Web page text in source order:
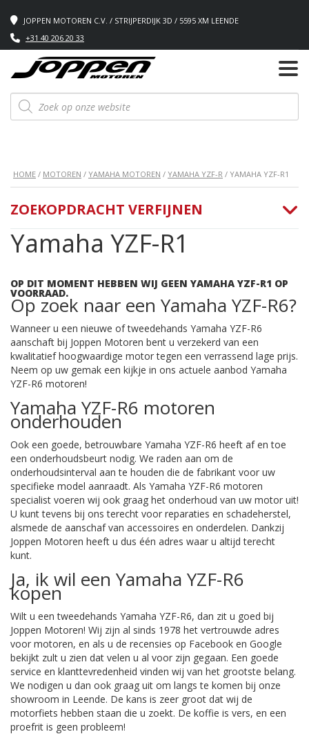
JOPPEN MOTOREN C.V. / STRIJPERDIJK 3D / 5595 XM LEENDE
+31 40 206 20 33
Producten
zoeken
HOME / MOTOREN / YAMAHA MOTOREN / YAMAHA YZF-R / YAMAHA YZF-R1
Yamaha YZF-R1
OP DIT MOMENT HEBBEN WIJ GEEN YAMAHA YZF-R1 OP
VOORRAAD.
Op zoek naar een Yamaha YZF-R6?
Wanneer u een nieuwe of tweedehands Yamaha YZF-R6
aanschaft bij Joppen Motoren bent u verzekerd van een
kwalitatief hoogwaardige motor tegen een verrassend lage prijs.
Neem op uw gemak een kijkje in ons actuele aanbod Yamaha
YZF-R6 motoren!
Yamaha YZF-R6 motoren
onderhouden
Ook een goede, betrouwbare Yamaha YZF-R6 heeft af en toe
een onderhoudsbeurt nodig. We raden aan om de
onderhoudsinterval aan te houden die de fabrikant voor uw
specifieke model aanraadt. Als Yamaha YZF-R6 motoren
specialist voeren wij ook graag het onderhoud van uw motor uit!
U kunt tevens bij ons terecht voor reparaties en schadeherstel,
alsmede de aanschaf van accessoires en onderdelen. Dankzij
Joppen Motoren heeft u dus één adres waar u altijd terecht
kunt.
Ja, ik wil een Yamaha YZF-R6
kopen
Wilt u een tweedehands Yamaha YZF-R6, dan zit u goed bij
Joppen Motoren! Wij zijn al sinds 1978 het vertrouwde adres
voor motoren, en als u de recensies op Facebook en Google
bekijkt zult u zien dat velen u al voor zijn gegaan. Een goede
service en klanttevredenheid vinden wij van het grootste belang.
We nodigen u dan ook graag uit om langs te komen bij onze
showroom in Leende. De kans is zeer groot dat wij de
motorfiets hebben staan die u zoekt. De koffie is vers, en een
proefrit is geen probleem!
ZOEKOPDRACHT VERFIJNEN